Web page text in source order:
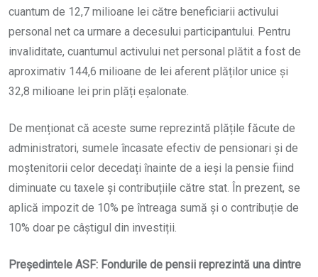
cuantum de 12,7 milioane lei către beneficiarii activului
personal net ca urmare a decesului participantului. Pentru
invaliditate, cuantumul activului net personal plătit a fost de
aproximativ 144,6 milioane de lei aferent plăților unice și
32,8 milioane lei prin plăți eșalonate.
De menționat că aceste sume reprezintă plățile făcute de
administratori, sumele încasate efectiv de pensionari și de
moștenitorii celor decedați înainte de a ieși la pensie fiind
diminuate cu taxele și contribuțiile către stat. În prezent, se
aplică impozit de 10% pe întreaga sumă și o contribuție de
10% doar pe câștigul din investiții.
Președintele ASF: Fondurile de pensii reprezintă una dintre